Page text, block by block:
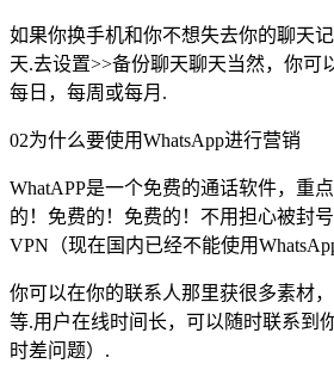
如果你换手机和你不想失去你的聊天
天.去设置>>备份聊天聊天当然，你可
每日，每周或每月.
02为什么要使用WhatsApp进行营销
WhatAPP是一个免费的通话软件，重
的！免费的！免费的！不用担心被封
VPN（现在国内已经不能使用
你可以在你的联系人那里获很多素材
等.用户在线时间长，可以随时联系到
时差问题）.